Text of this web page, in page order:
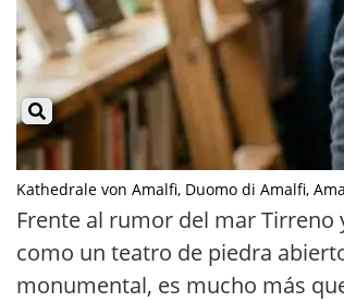
Kathedrale von Amalfi, Duomo di Amalfi,
Frente al rumor del mar Tirreno
como un teatro de piedra
monumental, es mucho más